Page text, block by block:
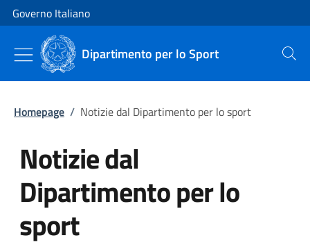
Vai al contenuto
Vai alla navigazione del sito
Governo Italiano
Dipartimento per lo Sport Cerca
Homepage / Notizie dal Dipartimento per lo sport
Notizie dal
Dipartimento per lo
sport